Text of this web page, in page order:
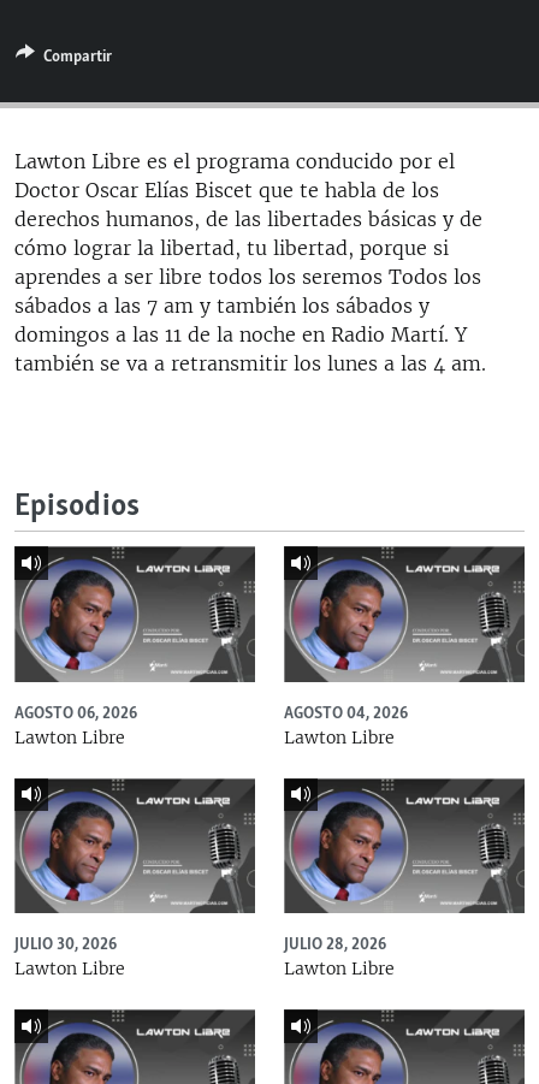
ESPECIALES
ESPECIALES
LA REALIDAD DE LA VIVIENDA EN CUBA
SER VIEJO EN CUBA
KENTU-CUBANO
LOS SANTOS DE HIALEAH
DESINFORMACIÓN RUSA EN AMÉRICA LATINA
LA INVASIÓN DE RUSIA A UCRANIA
MULTIMEDIA
EDITORIALES
SÍGUENOS
Compartir
Lawton Libre es el programa conducido por el
Doctor Oscar Elías Biscet que te habla de los
derechos humanos, de las libertades básicas y de
cómo lograr la libertad, tu libertad, porque si
aprendes a ser libre todos los seremos Todos los
sábados a las 7 am y también los sábados y
domingos a las 11 de la noche en Radio Martí. Y
también se va a retransmitir los lunes a las 4 am.
Episodios
AGOSTO 06, 2026
Lawton Libre
AGOSTO 04, 2026
Lawton Libre
JULIO 30, 2026
Lawton Libre
JULIO 28, 2026
Lawton Libre